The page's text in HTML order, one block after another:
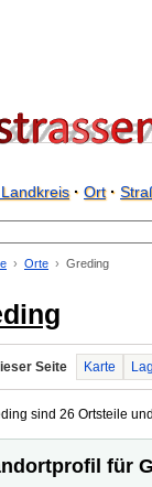
· Ort·
Orte Greding
Seite Karte
sind 26 Ortsteile
für